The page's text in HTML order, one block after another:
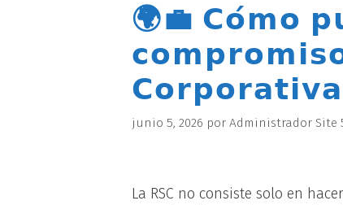
🌍💼 𝗖𝗼́𝗺𝗼
𝗰𝗼𝗺𝗽𝗿𝗼𝗺𝗶𝘀𝗼
junio 5, 2026 por Administrador Site
La RSC no consiste solo en